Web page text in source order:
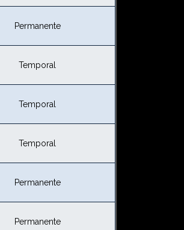
Permanente
Temporal
Temporal
Temporal
Permanente
Permanente